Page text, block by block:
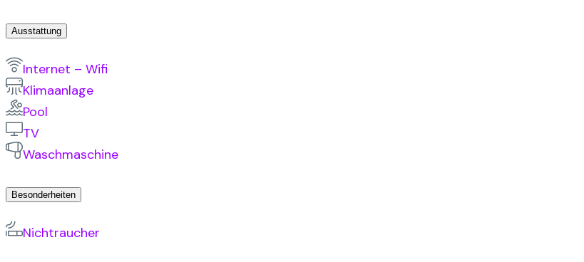
Ausstattung
Internet – Wifi
Klimaanlage
Pool
TV
Waschmaschine
Besonderheiten
Nichtraucher